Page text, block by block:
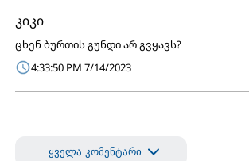
კიკი
ცხენ ბურთის გუნდი არ გვყავს?
4:33:50 PM 7/14/2023
ყველა კომენტარი